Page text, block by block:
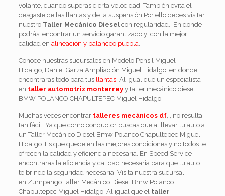
volante, cuando superas cierta velocidad. También evita el
desgaste de las llantas y de la suspensión.Por ello debes visitar
nuestro Taller Mecánico Dieselcon regularidad. En donde
podrás encontrar un servicio garantizado y con la mejor
calidad en alineación y balanceo puebla.
Conoce nuestras sucursales en Modelo Pensil Miguel
Hidalgo, Daniel Garza Ampliación Miguel Hidalgo, en donde
encontraras todo para tus llantas. Al igual que un especialista
en taller automotriz monterrey y taller mecánico diesel
BMW POLANCO CHAPULTEPEC Miguel Hidalgo.
Muchas veces encontrar talleres mecánicos df, , no resulta
tan fácil. Ya que como conductor buscas que al llevar tu auto a
un Taller Mecánico Diesel Bmw Polanco Chapultepec Miguel
Hidalgo. Es que quede en las mejores condiciones y no todos te
ofrecen la calidad y eficiencia necesaria. En Speed Service
encontraras la eficiencia y calidad necesaria para que tu auto
te brinde la seguridad necesaria. Visita nuestra sucursal
en Zumpango Taller Mecánico Diesel Bmw Polanco
Chapultepec Miguel Hidalgo. Al igual que el taller